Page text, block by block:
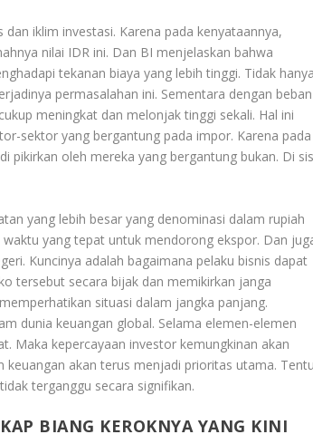
iklim investasi. Karena pada kenyataannya,
nilai IDR ini. Dan BI menjelaskan bahwa
tekanan biaya yang lebih tinggi. Tidak
permasalahan ini. Sementara dengan beban
meningkat dan melonjak tinggi sekali. Hal ini
sektor yang bergantung pada impor. Karena pada
pikirkan oleh mereka yang bergantung bukan. Di
yang lebih besar yang denominasi dalam rupiah
yang tepat untuk mendorong ekspor. Dan
Kuncinya adalah bagaimana pelaku bisnis dapat
tersebut secara bijak dan memikirkan janga
situasi dalam jangka panjang.
dunia keuangan global. Selama elemen-elemen
Maka kepercayaan investor kemungkinan akan
akan terus menjadi prioritas utama.
terganggu secara signifikan.
BIANG KEROKNYA YANG KINI